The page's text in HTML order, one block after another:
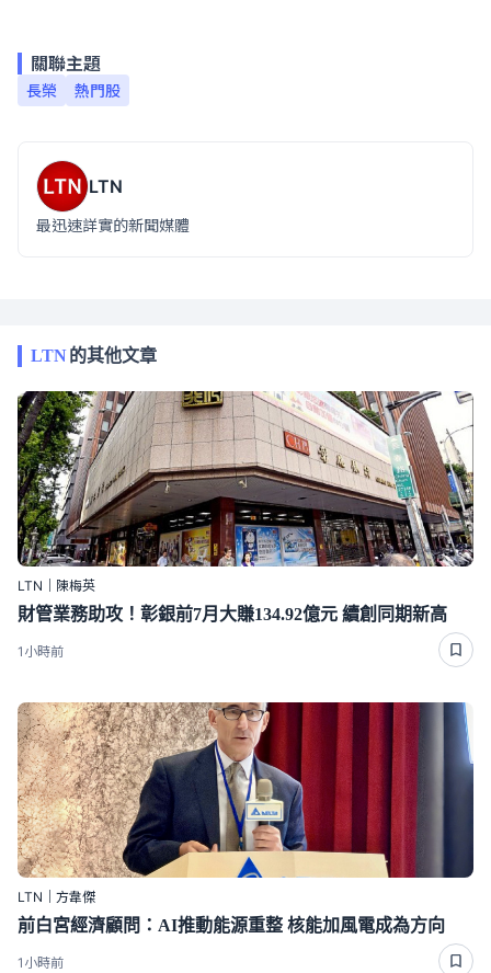
關聯主題
長榮 熱門股
LTN
最迅速詳實的新聞媒體
LTN的其他文章
LTN｜陳梅英
財管業務助攻！彰銀前7月大賺134.92億元 續創同期新高
1小時前
LTN｜方韋傑
前白宮經濟顧問：AI推動能源重整 核能加風電成為方向
1小時前